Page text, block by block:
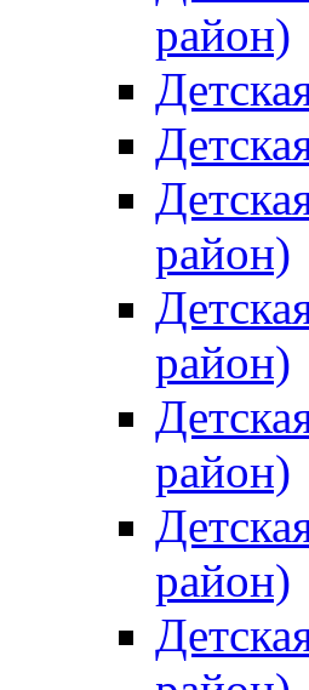
район)
район)
район)
район)
район)